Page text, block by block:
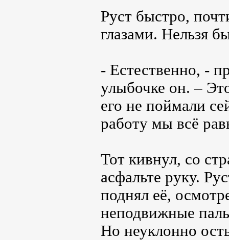
Руст быстро,
глазами. Нельзя
- Естественно, -
улыбочке он. –
его не поймали
работу мы всё
Тот кивнул, со
асфальте руку.
поднял её,
неподвижные
Но неуклонно